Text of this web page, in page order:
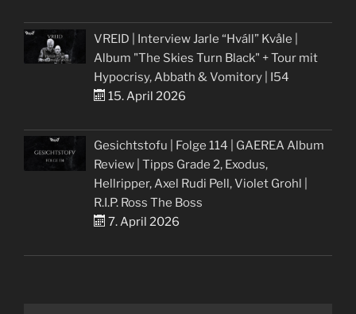
VREID | Interview Jarle “Hváll” Kvåle |
Album "The Skies Turn Black" + Tour mit
Hypocrisy, Abbath & Vomitory | I54
15. April 2026
Gesichtstofu | Folge 114 | GAEREA Album
Review | Tipps Grade 2, Exodus,
Hellripper, Axel Rudi Pell, Violet Grohl |
R.I.P. Ross The Boss
7. April 2026